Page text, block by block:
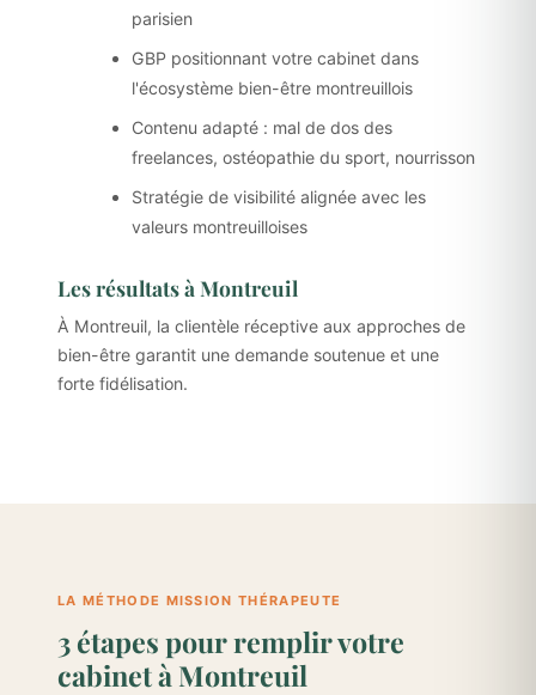
parisien
GBP positionnant votre cabinet dans
l'écosystème bien-être montreuillois
Contenu adapté : mal de dos des
freelances, ostéopathie du sport, nourrisson
Stratégie de visibilité alignée avec les
valeurs montreuilloises
Les résultats à Montreuil
À Montreuil, la clientèle réceptive aux approches de
bien-être garantit une demande soutenue et une
forte fidélisation.
LA MÉTHODE MISSION THÉRAPEUTE
3 étapes pour remplir votre
cabinet à Montreuil